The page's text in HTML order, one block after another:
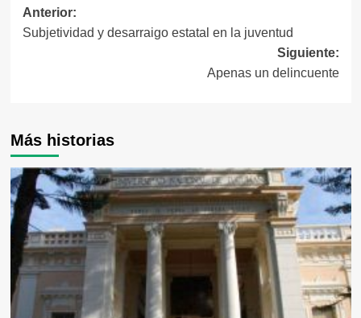
Navegación
de
Anterior:
Subjetividad y desarraigo estatal en la juventud
Siguiente:
Apenas un delincuente
Más historias